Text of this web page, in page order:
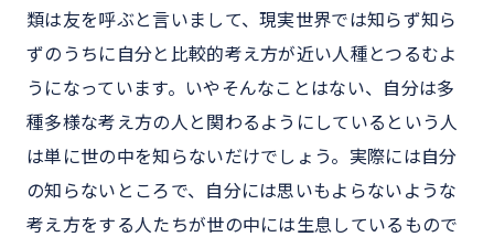
類は友を呼ぶと言いまして、現実世界では知らず知ら
ずのうちに自分と比較的考え方が近い人種とつるむよ
うになっています。いやそんなことはない、自分は多
種多様な考え方の人と関わるようにしているという人
は単に世の中を知らないだけでしょう。実際には自分
の知らないところで、自分には思いもよらないような
考え方をする人たちが世の中には生息しているもので